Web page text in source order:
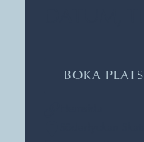
BOKA PLATS